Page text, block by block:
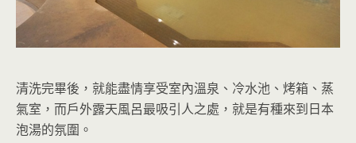
清洗完畢後，就能盡情享受室內溫泉、冷水池、烤箱、蒸
氣室，而戶外露天風呂最吸引人之處，就是有種來到日本
泡湯的氛圍。